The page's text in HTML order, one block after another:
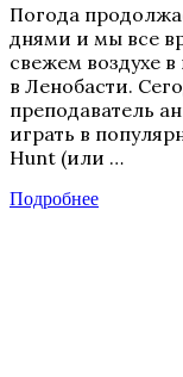
Погода
днями и мы все
свежем воздухе
в Ленобасти.
преподаватель
играть в
Hunt (или …
Подробнее